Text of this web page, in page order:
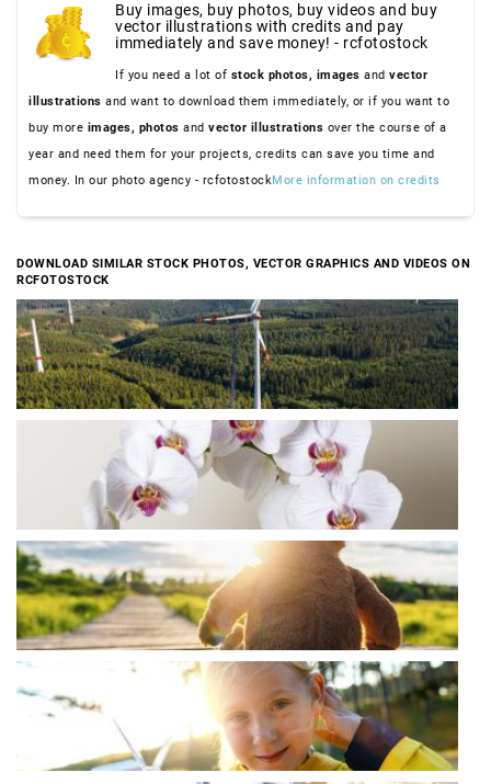
Buy images, buy photos, buy videos and buy
vector illustrations with credits and pay
immediately and save money! - rcfotostock
If you need a lot of stock photos, images and vector
illustrations and want to download them immediately, or if you want to
buy more images, photos and vector illustrations over the course of a
year and need them for your projects, credits can save you time and
money. In our photo agency - rcfotostockMore information on credits
DOWNLOAD SIMILAR STOCK PHOTOS, VECTOR GRAPHICS AND VIDEOS ON
RCFOTOSTOCK